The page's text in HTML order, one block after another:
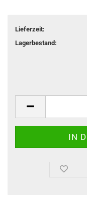
Lieferzeit:
Lagerbestand: